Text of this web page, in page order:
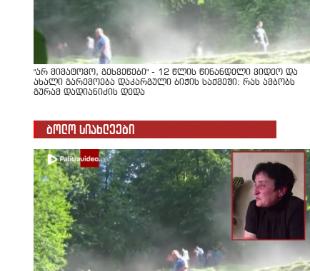
"არ მიმატოვო, გეხვეწები" - 12 წლის წინანდელი ვიდეო და
ახალი გარემოება დაკარგული ბიჭის საქმეში: რას ამბობს
გურამ დადიანიძის დედა
ბოლო სიახლეები